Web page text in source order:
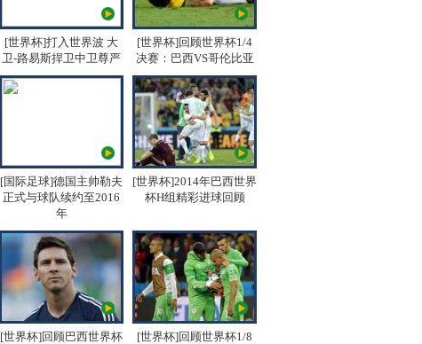
[世界杯]打入世界波 大
卫-路易斯捍卫中卫尊严
[世界杯]回顾世界杯1/4
决赛：巴西VS哥伦比亚
[国际足球]德国主帅勒夫
正式与球队续约至2016
年
[世界杯]2014年巴西世界
杯H组精彩进球回顾
[世界杯]回顾巴西世界杯
[世界杯]回顾世界杯1/8